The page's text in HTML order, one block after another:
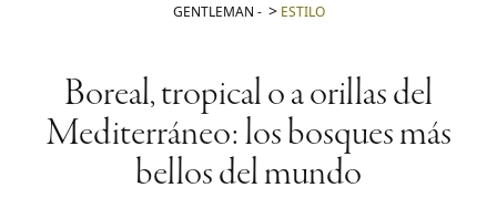
GENTLEMAN - ESTILO
Boreal, tropical o a orillas del
Mediterráneo: los bosques más
bellos del mundo